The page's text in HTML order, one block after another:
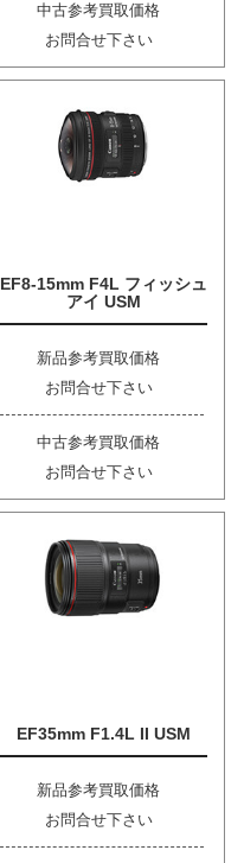
中古参考買取価格
お問合せ下さい
EF8-15mm F4L フィッシュ
アイ USM
新品参考買取価格
お問合せ下さい
中古参考買取価格
お問合せ下さい
EF35mm F1.4L II USM
新品参考買取価格
お問合せ下さい